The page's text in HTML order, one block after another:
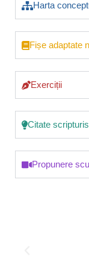
Harta
Fișe adaptate
Exerciții
Citate
Propunere